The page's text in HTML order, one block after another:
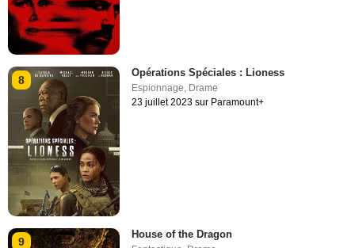
8
Opérations Spéciales : Lioness
Espionnage, Drame
23 juillet 2023 sur Paramount+
9
House of the Dragon